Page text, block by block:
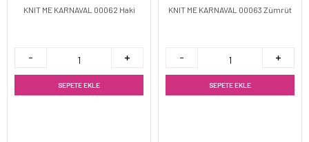
KNIT ME KARNAVAL 00062 Haki
SEPETE EKLE
KNIT ME KARNAVAL 00063 Zümrüt
SEPETE EKLE